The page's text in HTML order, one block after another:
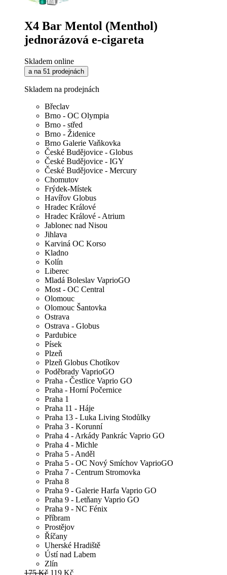
X4 Bar Mentol (Menthol)
jednorázová e-cigareta
Skladem online
a na 51 prodejnách
Skladem na prodejnách
Břeclav
Brno - OC Olympia
Brno - střed
Brno - Židenice
Brno Galerie Vaňkovka
České Budějovice - Globus
České Budějovice - IGY
České Budějovice - Mercury
Chomutov
Frýdek-Místek
Havířov Globus
Hradec Králové
Hradec Králové - Atrium
Jablonec nad Nisou
Jihlava
Karviná OC Korso
Kladno
Kolín
Liberec
Mladá Boleslav VaprioGO
Most - OC Central
Olomouc
Olomouc Šantovka
Ostrava
Ostrava - Globus
Pardubice
Písek
Plzeň
Plzeň Globus Chotíkov
Poděbrady VaprioGO
Praha - Čestlice Vaprio GO
Praha - Horní Počernice
Praha 1
Praha 11 - Háje
Praha 13 - Luka Living Stodůlky
Praha 3 - Korunní
Praha 4 - Arkády Pankrác Vaprio GO
Praha 4 - Michle
Praha 5 - Anděl
Praha 5 - OC Nový Smíchov VaprioGO
Praha 7 - Centrum Stromovka
Praha 8
Praha 9 - Galerie Harfa Vaprio GO
Praha 9 - Letňany Vaprio GO
Praha 9 - NC Fénix
Příbram
Prostějov
Říčany
Uherské Hradiště
Ústí nad Labem
Zlín
175 Kč 119 Kč